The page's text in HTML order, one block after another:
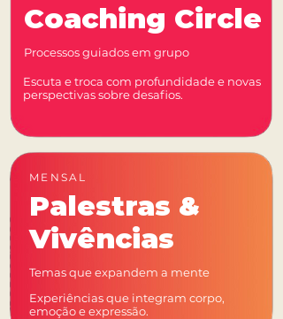
Coaching Circle
Processos guiados em grupo
Escuta e troca com profundidade e novas
perspectivas sobre desafios.
Experiências que integram corpo,
emoção e expressão.
MENSAL
Palestras &
Vivências
Temas que expandem a mente